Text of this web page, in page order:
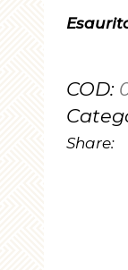
COD:
Share: